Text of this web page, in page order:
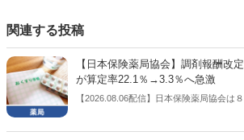
関連する投稿
【日本保険薬局協会】調剤報酬改
が算定率22.1％→3.3％へ急激
【2026.08.06配信】日本保険薬局協会は
「令和８年度調剤報酬改定に係る保険薬